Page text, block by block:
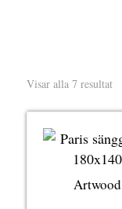
Visar alla 7 resultat
Artwood